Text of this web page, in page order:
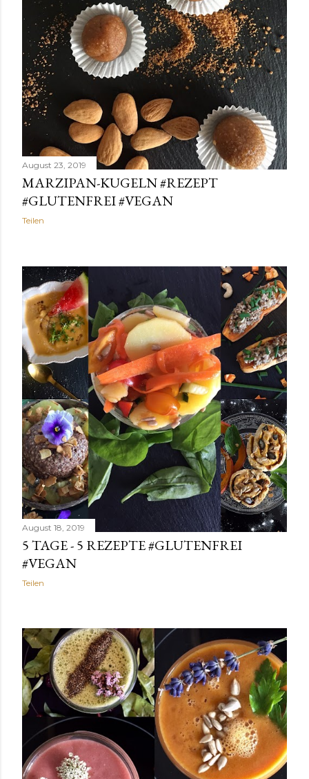
Teilen
August 23, 2019
MARZIPAN-KUGELN #REZEPT
#GLUTENFREI #VEGAN
Teilen
August 18, 2019
5 TAGE - 5 REZEPTE #GLUTENFREI
#VEGAN
Teilen